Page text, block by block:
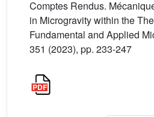
Comptes Rendus.
in Microgravity within the
Fundamental and Applied
351 (2023), pp. 233-247